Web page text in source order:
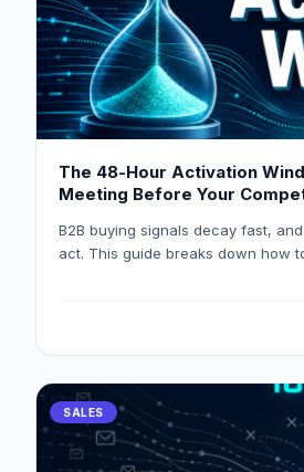
The 48-Hour Activation
Meeting Before Your
B2B buying signals decay fast,
act. This guide breaks down how
SALES